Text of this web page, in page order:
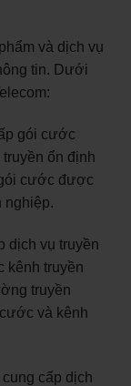
và dịch vụ
tin. Dưới
gói cước
ổn định
cước được
nghiệp.
dịch vụ truyền
kênh truyền
truyền
và kênh
cấp dịch